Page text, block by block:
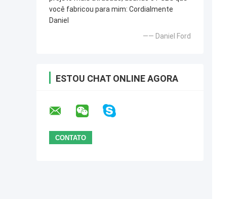
você fabricou para mim: Cordialmente
Daniel
—— Daniel Ford
ESTOU CHAT ONLINE AGORA